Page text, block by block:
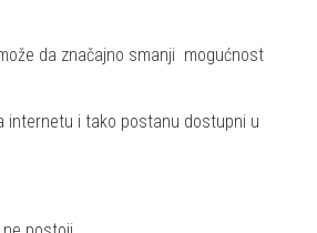
da značajno smanji mogućnost
internetu i tako postanu dostupni u